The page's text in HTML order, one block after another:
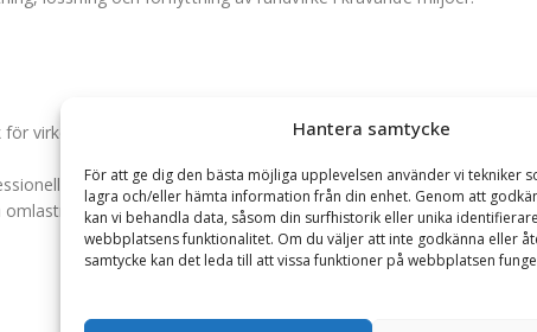
Hantera samtycke
För att ge dig den bästa möjliga upplevelsen använder vi tekniker
lagra och/eller hämta information från din enhet. Genom att
kan vi behandla data, såsom din surfhistorik eller unika
webbplatsens funktionalitet. Om du väljer att inte godkänna eller
samtycke kan det leda till att vissa funktioner på webbplatsen
virkesskador
användning